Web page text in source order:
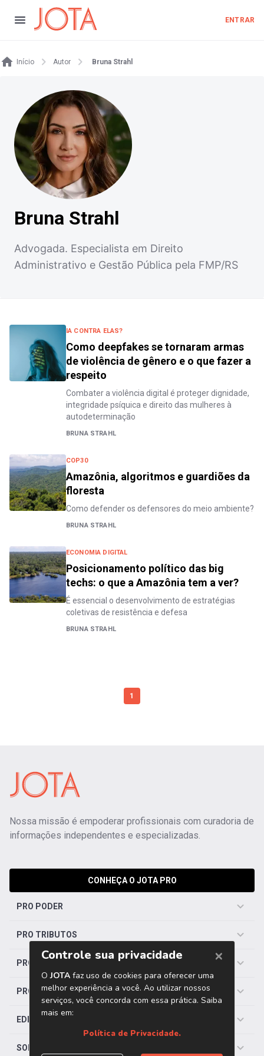
ENTRAR
Início Autor Bruna Strahl
Bruna Strahl
Advogada. Especialista em Direito
Administrativo e Gestão Pública pela FMP/RS
IA CONTRA ELAS?
Como deepfakes se tornaram armas
de violência de gênero e o que fazer a
respeito
Combater a violência digital é proteger dignidade,
integridade psíquica e direito das mulheres à
autodeterminação
BRUNA STRAHL
COP30
Amazônia, algoritmos e guardiões da
floresta
Como defender os defensores do meio ambiente?
BRUNA STRAHL
ECONOMIA DIGITAL
Posicionamento político das big
techs: o que a Amazônia tem a ver?
É essencial o desenvolvimento de estratégias
coletivas de resistência e defesa
BRUNA STRAHL
1
Nossa missão é empoderar profissionais com curadoria de
informações independentes e especializadas.
CONHEÇA O JOTA PRO
PRO PODER
PRO TRIBUTOS
PRO TRABALHISTA
PRO SAÚDE
EDITORIAS
SOBRE O JOTA